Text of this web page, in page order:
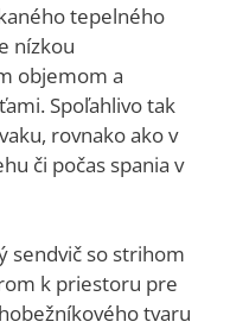
tepelného
nízkou
objemom a
Spoľahlivo tak
rovnako ako v
či počas spania v
sendvič so strihom
k priestoru pre
tvaru